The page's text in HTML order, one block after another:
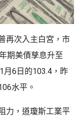
再次入主白宮，市
期美債孳息升至
月6日的103.4，昨
水平。
力，道瓊斯工業平